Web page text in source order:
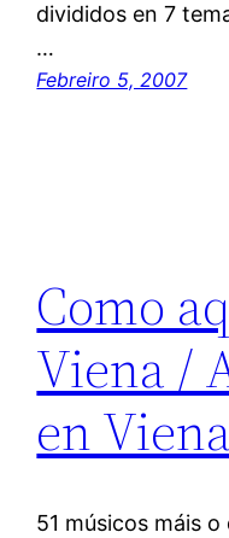
divididos en 7
…
Febreiro 5, 2007
Como
Viena /
en Viena
51 músicos máis